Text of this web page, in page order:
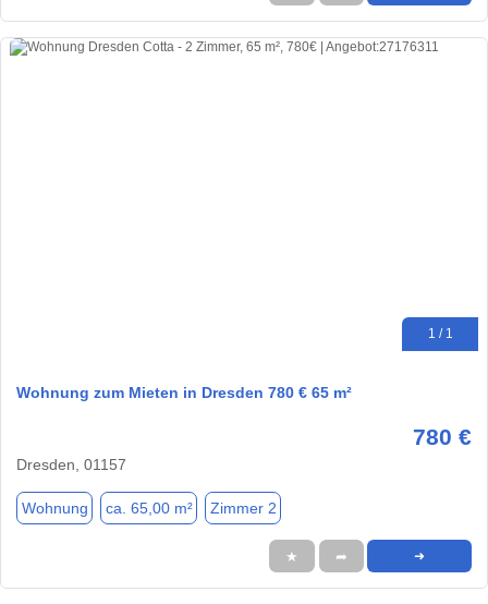
1 / 1
Wohnung zum Mieten in Dresden 780 € 65 m²
780 €
Dresden, 01157
Wohnung ca. 65,00 m² Zimmer 2
★ ➦ ➜